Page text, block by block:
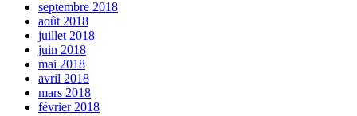
septembre 2018
août 2018
juillet 2018
juin 2018
mai 2018
avril 2018
mars 2018
février 2018